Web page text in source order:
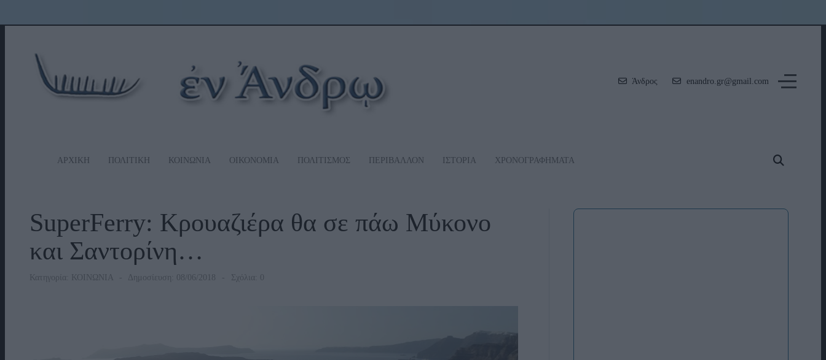
Άνδρος enandro.gr@gmail.com
ΑΡΧΙΚΗ ΠΟΛΙΤΙΚΗ ΚΟΙΝΩΝΙΑ ΟΙΚΟΝΟΜΙΑ ΠΟΛΙΤΙΣΜΟΣ ΠΕΡΙΒΑΛΛΟΝ ΙΣΤΟΡΙΑ ΧΡΟΝΟΓΡΑΦΗΜΑΤΑ
SuperFerry: Kρουαζιέρα θα σε πάω Μύκονο
και Σαντορίνη…
Κατηγορία: ΚΟΙΝΩΝΙΑ Δημοσίευση: 08/06/2018 Σχόλια: 0